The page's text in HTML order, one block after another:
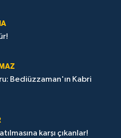
Bediüzzaman'ın Kabri
karşı çıkanlar!